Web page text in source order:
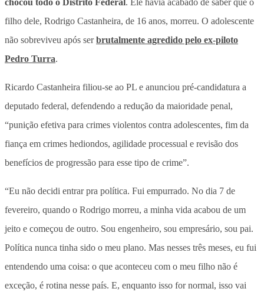
filho dele, Rodrigo Castanheira, de 16 anos, morreu. O adolescente
não sobreviveu após serbrutalmente agredido pelo ex-piloto
Pedro Turra.
Ricardo Castanheira filiou-se ao PL e anunciou pré-candidatura a
deputado federal, defendendo a redução da maioridade penal,
“punição efetiva para crimes violentos contra adolescentes, fim da
fiança em crimes hediondos, agilidade processual e revisão dos
benefícios de progressão para esse tipo de crime”.
“Eu não decidi entrar pra política. Fui empurrado. No dia 7 de
fevereiro, quando o Rodrigo morreu, a minha vida acabou de um
jeito e começou de outro. Sou engenheiro, sou empresário, sou pai.
Política nunca tinha sido o meu plano. Mas nesses três meses, eu fui
entendendo uma coisa: o que aconteceu com o meu filho não é
exceção, é rotina nesse país. E, enquanto isso for normal, isso vai